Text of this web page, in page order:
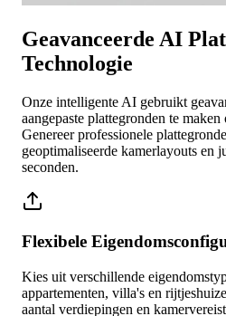
Geavanceerde AI
Technologie
Onze intelligente AI gebruikt
aangepaste plattegronden te
Genereer professionele
geoptimaliseerde kamerlayouts en
seconden.
Flexibele
Kies uit verschillende
appartementen, villa's en
aantal verdiepingen en